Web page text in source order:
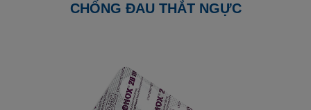
CHỐNG ĐAU THẮT NGỰC